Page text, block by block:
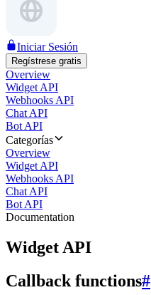
Iniciar Sesión
Regístrese gratis
Overview
Widget API
Webhooks API
Chat API
Bot API
Categorías
Overview
Widget API
Webhooks API
Chat API
Bot API
Documentation
Widget API
Callback functions#